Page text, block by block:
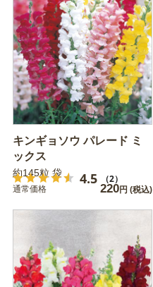
キンギョソウ パレード ミ
ックス
4.5 （2）
約145粒 袋
通常価格 220円 (税込)